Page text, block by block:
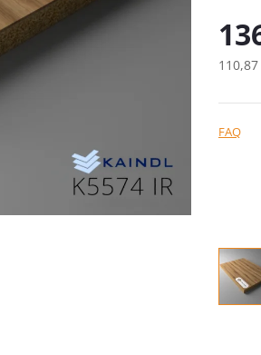
cena:
FAQ